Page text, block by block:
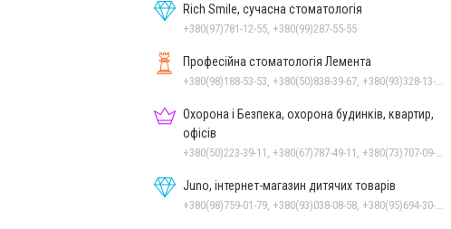
Rich Smile, сучасна стоматологія
+380(97)781-12-55, +380(99)287-55-55
Професійна стоматологія Лемента
Охорона і Безпека, охорона будинків, квартир,
офісів
Juno, інтернет-магазин дитячих товарів